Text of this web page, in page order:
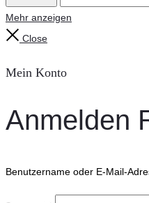
Mehr anzeigen
Close
Mein Konto
Anmelden
Benutzername oder E-Mail-